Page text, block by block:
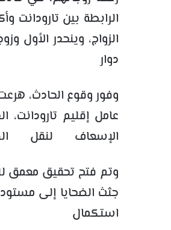
الرابطة بين تارودانت
الزواج، وينحدر الأول
دوار
وفور وقوع الحادث،
عامل إقليم
الإسعاف لنقل
وتم فتح تحقيق معمق
جثث الضحايا إلى
استكمال